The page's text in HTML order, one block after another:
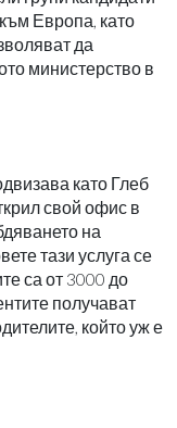
Европа, като
да
министерство в
като Глеб
свой офис в
на
тази услуга се
са от 3000 до
получават
който уж е